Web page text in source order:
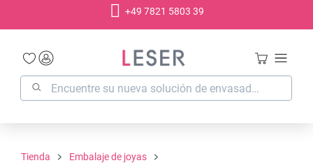
+49 7821 5803 39
Tienda
Embalaje de joyas